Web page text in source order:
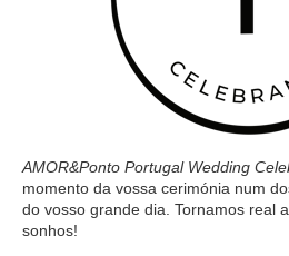
AMOR&Ponto Portugal Wedding
momento da vossa cerimónia num
do vosso grande dia. Tornamos real
sonhos!